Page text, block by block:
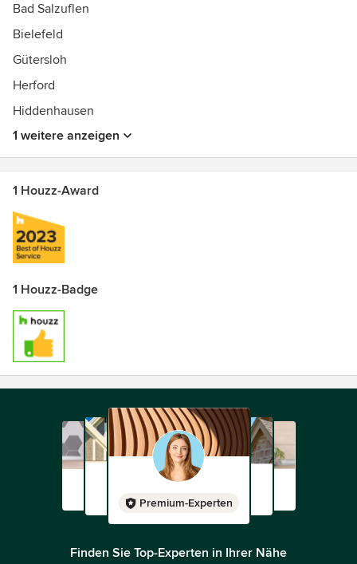
Bad Salzuflen
Bielefeld
Gütersloh
Herford
Hiddenhausen
1 weitere anzeigen
1 Houzz-Award
1 Houzz-Badge
Premium-Experten
Finden Sie Top-Experten in Ihrer Nähe